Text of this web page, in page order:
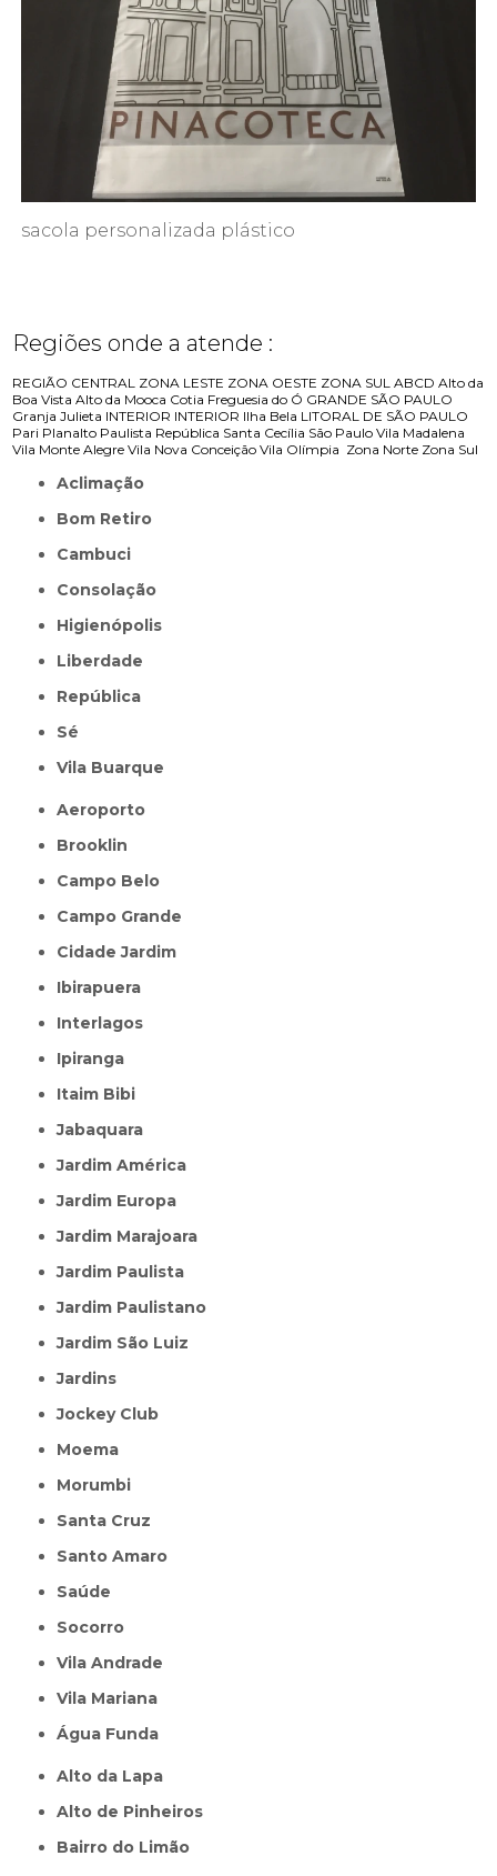
sacola personalizada plástico
Regiões onde a atende :
REGIÃO CENTRAL ZONA LESTE ZONA OESTE ZONA SUL ABCD Alto da
Boa Vista Alto da Mooca Cotia Freguesia do Ó GRANDE SÃO PAULO
Granja Julieta INTERIOR INTERIOR Ilha Bela LITORAL DE SÃO PAULO
Pari Planalto Paulista República Santa Cecília São Paulo Vila Madalena
Vila Monte Alegre Vila Nova Conceição Vila Olímpia Zona Norte Zona Sul
Aclimação
Bom Retiro
Cambuci
Consolação
Higienópolis
Liberdade
República
Sé
Vila Buarque
Aeroporto
Brooklin
Campo Belo
Campo Grande
Cidade Jardim
Ibirapuera
Interlagos
Ipiranga
Itaim Bibi
Jabaquara
Jardim América
Jardim Europa
Jardim Marajoara
Jardim Paulista
Jardim Paulistano
Jardim São Luiz
Jardins
Jockey Club
Moema
Morumbi
Santa Cruz
Santo Amaro
Saúde
Socorro
Vila Andrade
Vila Mariana
Água Funda
Alto da Lapa
Alto de Pinheiros
Bairro do Limão